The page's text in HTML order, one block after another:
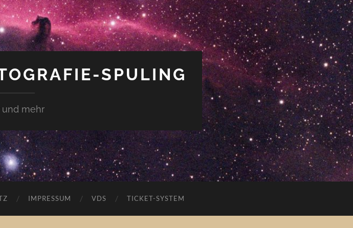
SPULING
und mehr
IMPRESSUM VDS TICKET-SYSTEM